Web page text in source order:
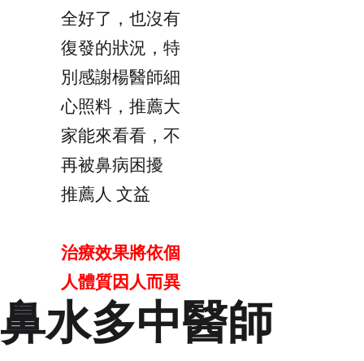
全好了，也沒有
復發的狀況，特
別感謝楊醫師細
心照料，推薦大
家能來看看，不
再被鼻病困擾
推薦人 文益
治療效果將依個
人體質因人而異
鼻水多中醫師